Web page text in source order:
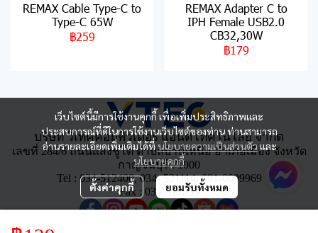
REMAX Cable Type-C to
Type-C 65W
฿259
REMAX Adapter C to
IPH Female USB2.0
CB32,30W
฿179
เว็บไซต์นี้มีการใช้งานคุกกี้ เพื่อเพิ่มประสิทธิภาพและ
ประสบการณ์ที่ดีในการใช้งานเว็บไซต์ของท่าน ท่านสามารถ
อ่านรายละเอียดเพิ่มเติมได้ที่นโยบายความเป็นส่วนตัวและ
นโยบายคุกกี้
ตั้งค่าคุกกี้ ยอมรับทั้งหมด
บริษัท วีเทคคอมพิวเตอร์ แอนด์ เทคโนโลยี จำกัด
เลขที่ 284/6 ถนนแสงชูโต ตำบลบ้านเหนือ อำเภอเมือง จังหวัด
กาญจนบุรี 71000
Tel : 034-512400, 034- 521114, 081-0099969
Fax : 034-517533